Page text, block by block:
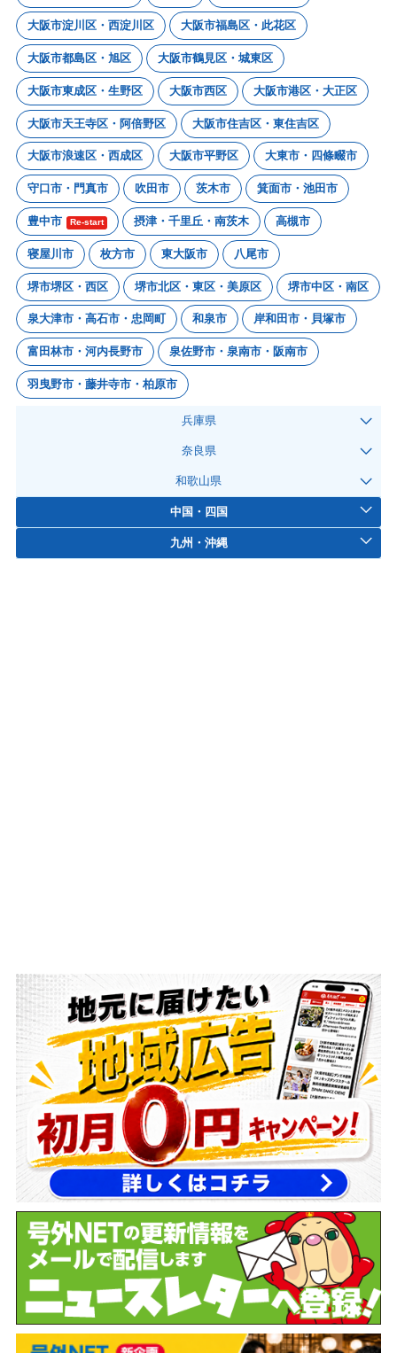
大阪市淀川区・西淀川区 大阪市福島区・此花区
大阪市都島区・旭区 大阪市鶴見区・城東区
大阪市東成区・生野区 大阪市西区 大阪市港区・大正区
大阪市天王寺区・阿倍野区 大阪市住吉区・東住吉区
大阪市浪速区・西成区 大阪市平野区 大東市・四條畷市
守口市・門真市 吹田市 茨木市 箕面市・池田市
豊中市 Re-start 摂津・千里丘・南茨木 高槻市
寝屋川市 枚方市 東大阪市 八尾市
堺市堺区・西区 堺市北区・東区・美原区 堺市中区・南区
泉大津市・高石市・忠岡町 和泉市 岸和田市・貝塚市
富田林市・河内長野市 泉佐野市・泉南市・阪南市
羽曳野市・藤井寺市・柏原市
兵庫県
奈良県
和歌山県
中国・四国
九州・沖縄